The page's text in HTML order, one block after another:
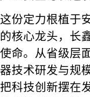
这份定力根植于
的核心龙头，长
使命。从省级层
器技术研发与规
把科技创新摆在